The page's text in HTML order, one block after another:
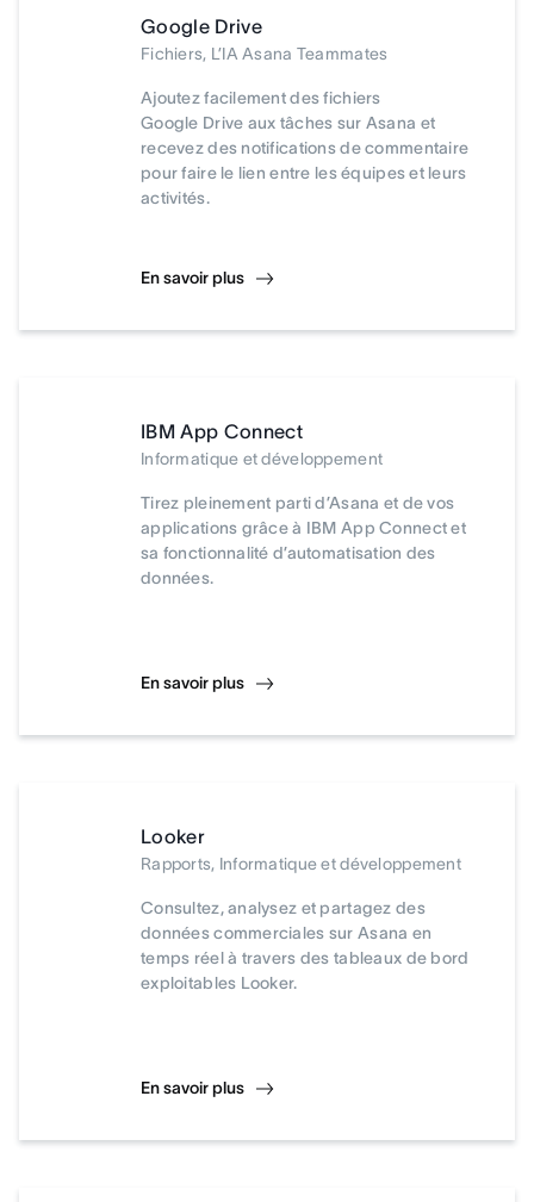
Google Drive
Fichiers, L’IA Asana Teammates
Ajoutez facilement des fichiers
Google Drive aux tâches sur Asana et
recevez des notifications de commentaire
pour faire le lien entre les équipes et leurs
activités.
En savoir plus
IBM App Connect
Informatique et développement
Tirez pleinement parti d’Asana et de vos
applications grâce à IBM App Connect et
sa fonctionnalité d’automatisation des
données.
En savoir plus
Looker
Rapports, Informatique et développement
Consultez, analysez et partagez des
données commerciales sur Asana en
temps réel à travers des tableaux de bord
exploitables Looker.
En savoir plus